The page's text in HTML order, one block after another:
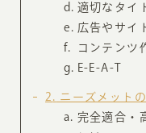
適切なタイ
広告やサイ
コンテンツ
E-E-A-T
2
ニーズメット
完全適合・